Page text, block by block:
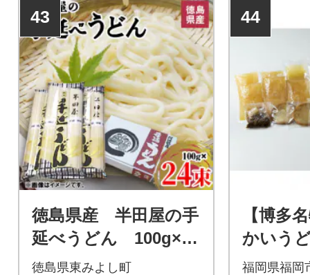
43
徳島県産 半田屋の手
延べうどん 100g×24
束
徳島県東みよし町
44
【博多
かいう
どんDセ
福岡県福岡